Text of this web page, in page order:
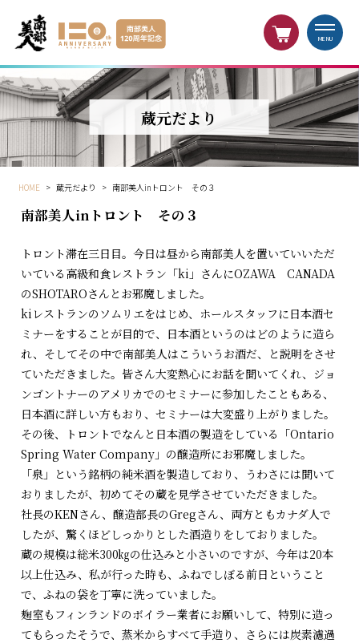
MENU
蔵元だより
HOME > 蔵元だより > 南部美人inトロント その３
南部美人inトロント その３
トロント滞在三日目。今日は昼から南部美人を置いていいただ
いている高級和食レストラン「ki」さんにOZAWA CANADA
のSHOTAROさんとお邪魔しました。
kiレストランのソムリエをはじめ、ホールスタッフに日本酒セ
ミナーをすることが目的で、日本酒というのはどのように造ら
れ、そしてその中で南部美人はこういうお酒だ、と説明をさせ
ていただきました。皆さん大変熱心にお話を聞いてくれ、ジョ
ンゴントナーのアメリカでのセミナーに参加したこともある、
日本酒に詳しい方もおり、セミナーは大変盛り上がりました。
その後、トロントでなんと日本酒の製造をしている「Ontario
Spring Water Company」の醸造所にお邪魔しました。
「泉」という銘柄の純米酒を製造しており、うわさには聞いて
おりましたが、初めてその蔵を見学させていただきました。
社長のKENさん、醸造部長のGregさん、両方ともカナダ人で
したが、驚くほどしっかりとした酒造りをしておりました。
蔵の規模は総米300㎏の仕込みと小さいのですが、今年は20本
以上仕込み、私が行った時も、ふねでしぼる前日ということ
で、ふねの袋を丁寧に洗っていました。
麹室もフィンランドのボイラー業者にお願いして、特別に造っ
てもらったそうで、蒸米からすべて手造り、さらには炭素濾過